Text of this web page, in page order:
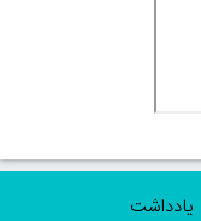
یادداشت